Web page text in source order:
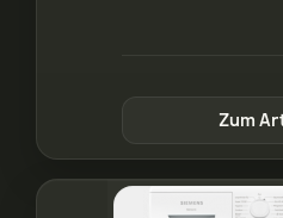
Zum